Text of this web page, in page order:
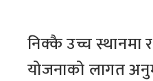
निक्कै उच्च स्थानमा
योजनाको लागत